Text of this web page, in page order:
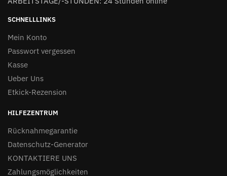
SCHNELLLINKS
Mein Konto
Passwort vergessen
Kasse
Ueber Uns
Etkick-Rezension
HILFEZENTRUM
Rücknahmegarantie
Datenschutz-Generator
KONTAKTIERE UNS
Zahlungsmöglichkeiten